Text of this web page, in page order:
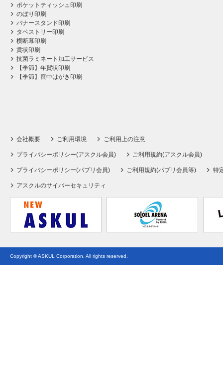
ポケットティッシュ印刷
のぼり印刷
バナースタンド印刷
タペストリー印刷
横断幕印刷
賞状印刷
抗菌ラミネート加工サービス
【季節】年賀状印刷
【季節】喪中はがき印刷
会社概要 ご利用環境 ご利用上の注意
プライバシーポリシー(アスクル会員) ご利用規約(アスクル会員)
プライバシーポリシー(パプリ会員) ご利用規約(パプリ会員等) 特
アスクルのサイバーセキュリティ
Copyright © ASKUL Corporation. All rights reserved.